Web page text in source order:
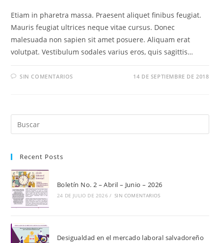
Etiam in pharetra massa. Praesent aliquet finibus feugiat.
Mauris feugiat ultrices neque vitae cursus. Donec
malesuada non sapien sit amet posuere. Aliquam erat
volutpat. Vestibulum sodales varius eros, quis sagittis…
SIN COMENTARIOS 14 DE SEPTIEMBRE DE 2018
Recent Posts
Boletín No. 2 – Abril – Junio – 2026
24 DE JULIO DE 2026 / SIN COMENTARIOS
Desigualdad en el mercado laboral salvadoreño